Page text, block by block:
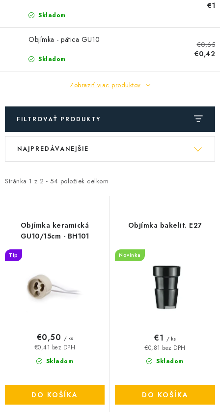
OBCHODNÉ PODMIENKY
KONTAKTY
Obchodné podmienky
Podmienky ochrany osobných údajov
O nás - MEGALED & JANTON Zákamenné
Zľavy pre profíkov
Hodnotenie obchodu Moja objednávka
Skladom
€1
Objímka - pätica GU10
Skladom
€0,65
€0,42
Zobraziť viac produktov
FILTROVAŤ PRODUKTY
V
i
d
u
Stránka 1 z 2 - 54 položiek celkom
R
e
r
o
NAJPREDÁVANEJŠIE
Objímka keramická
GU10/15cm - BH101
Tip
Skladom
€0,41 bez DPH
€0,50 / ks
DO KOŠÍKA
Objímka bakelit. E27
Novinka
Skladom
€0,81 bez DPH
€1 / ks
DO KOŠÍKA